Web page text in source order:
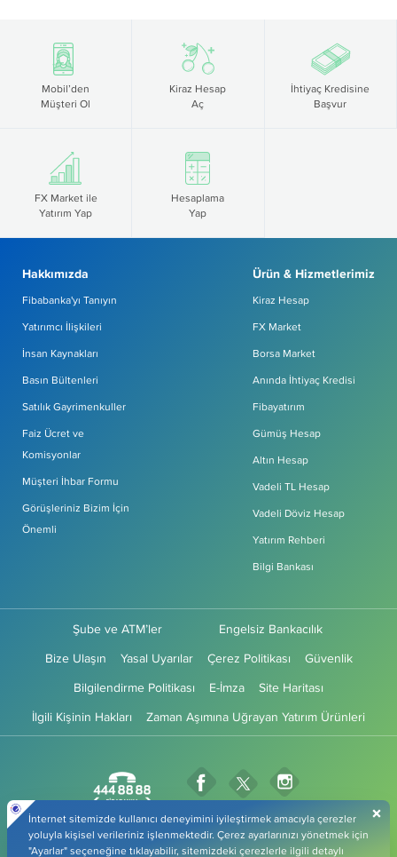
Mobil’den
Müşteri Ol
Kiraz Hesap
Aç
İhtiyaç Kredisine
Başvur
FX Market ile
Yatırım Yap
Hesaplama
Yap
Hakkımızda
Fibabanka'yı Tanıyın
Yatırımcı İlişkileri
İnsan Kaynakları
Basın Bültenleri
Satılık Gayrimenkuller
Faiz Ücret ve
Komisyonlar
Müşteri İhbar Formu
Görüşleriniz Bizim İçin
Önemli
Ürün & Hizmetlerimiz
Kiraz Hesap
FX Market
Borsa Market
Anında İhtiyaç Kredisi
Fibayatırım
Gümüş Hesap
Altın Hesap
Vadeli TL Hesap
Vadeli Döviz Hesap
Yatırım Rehberi
Bilgi Bankası
Şube ve ATM’ler
Engelsiz Bankacılık
Bize Ulaşın
Yasal Uyarılar Çerez Politikası
Güvenlik
Bilgilendirme Politikası
E-İmza
Site Haritası
İlgili Kişinin Hakları
Zaman Aşımına Uğrayan Yatırım Ürünleri
Fibabanka Facebook Sayfası
Fibabanka Twitter
Fibabanka